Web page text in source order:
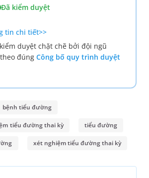
Đã kiểm duyệt
tin chi tiết>>
duyệt chặt chẽ bởi đội ngũ
đúng Công bố quy trình duyệt
bệnh tiểu đường
tiểu đường thai kỳ tiểu đường
xét nghiệm tiểu đường thai kỳ